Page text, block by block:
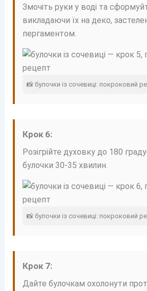
Змочіть руки у воді та
викладаючи їх на деко,
пергаментом.
📸 булочки із сочевиці: покроковий
Крок 6:
Розігрійте духовку до 180
булочки 30-35 хвилин.
📸 булочки із сочевиці: покроковий
Крок 7:
Дайте булочкам охолонути